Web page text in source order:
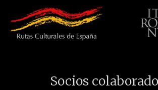
Socios